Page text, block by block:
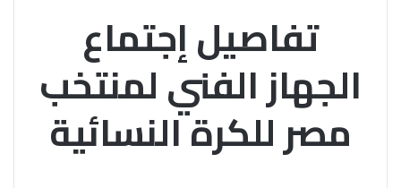
تفاصيل إجتماع
الجهاز الفني لمنتخب
مصر للكرة النسائية